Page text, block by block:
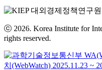
ⓒ 2026. Korea Institute for
rights reserved.